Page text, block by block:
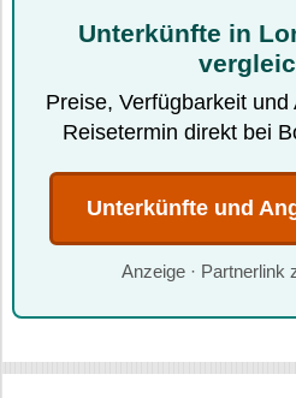
Unterkünfte in
Preise, Verfügbarkeit
Reisetermin direkt bei
Unterkünfte und
Anzeige · Partnerlink